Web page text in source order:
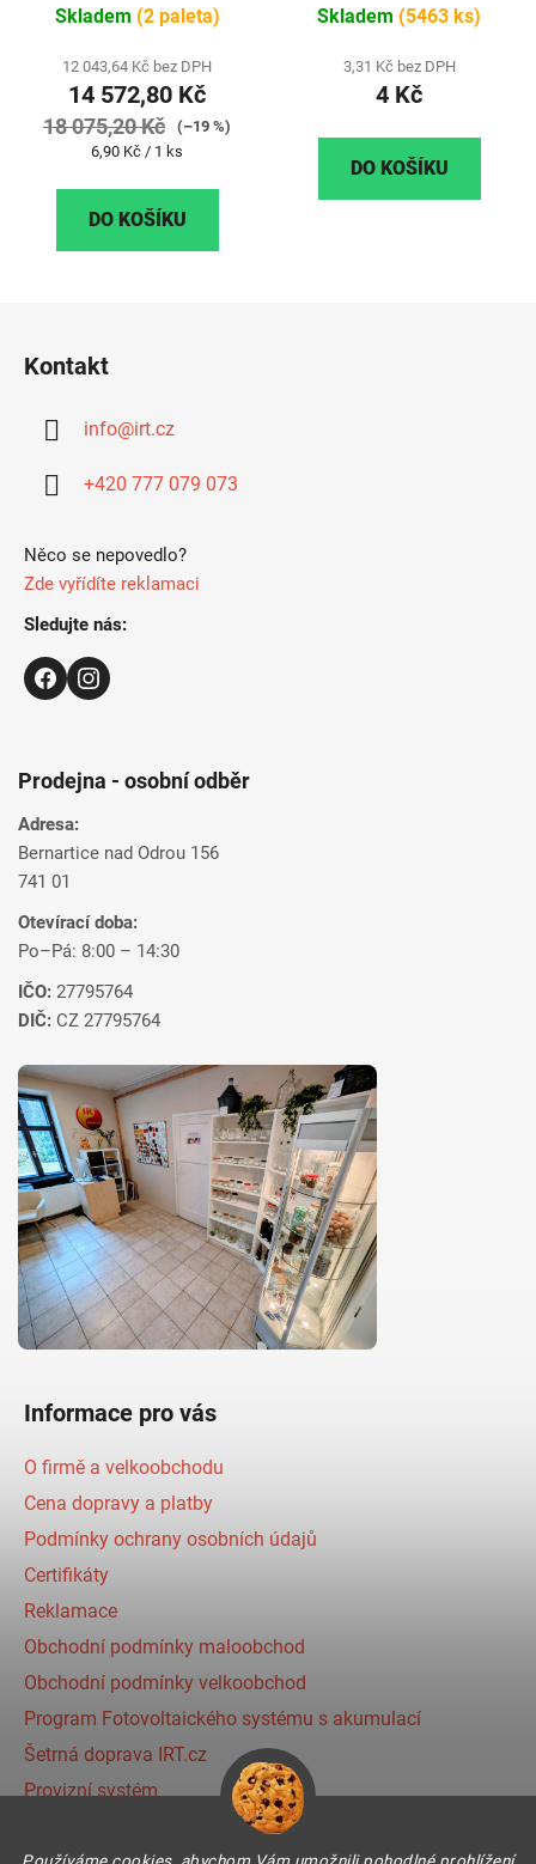
ks
Skladem (2 paleta)
12 043,64 Kč bez DPH
14 572,80 Kč
18 075,20 Kč
(–19 %)
Měrná
6,90 Kč / 1 ks
DO KOŠÍKU
Skladem (5463 ks)
3,31 Kč bez DPH
4 Kč
DO KOŠÍKU
Kontakt
info@irt.cz
+420 777 079 073
Něco se nepovedlo?
Zde vyřídíte reklamaci
Sledujte nás:
Prodejna - osobní odběr
Adresa:
Bernartice nad Odrou 156
741 01
Otevírací doba:
Po–Pá: 8:00 – 14:30
IČO: 27795764
DIČ: CZ 27795764
Informace pro vás
O firmě a velkoobchodu
Cena dopravy a platby
Podmínky ochrany osobních údajů
Certifikáty
Reklamace
Obchodní podmínky maloobchod
Obchodní podmínky velkoobchod
Program Fotovoltaického systému s akumulací
Šetrná doprava IRT.cz
Provizní systém